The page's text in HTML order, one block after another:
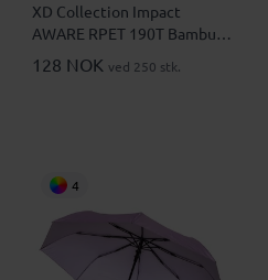
XD Collection Impact
AWARE RPET 190T Bambus
20,5" Mini Sammenleggbar
Paraply
128 NOK ved 250 stk.
4